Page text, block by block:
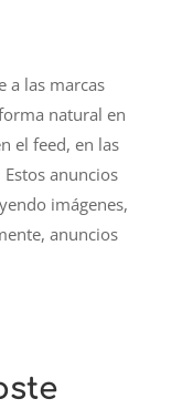
a las marcas
natural en
el feed, en las
anuncios
imágenes,
anuncios